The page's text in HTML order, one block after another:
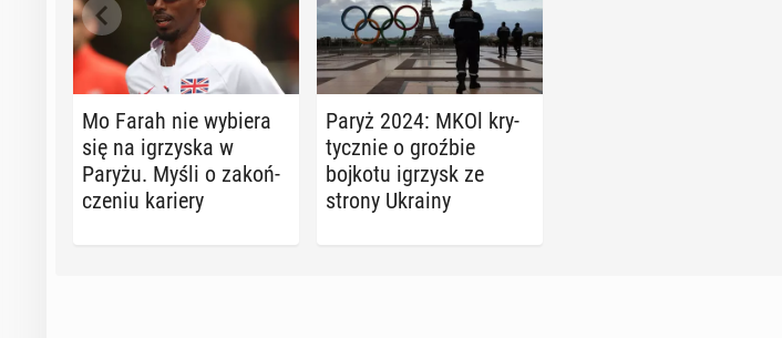
Mo Farah nie wybiera
się na igrzy­ska w
Paryżu. Myśli o za­koń­
cze­niu kariery
Paryż 2024: MKOl kry­
tycz­nie o groźbie
bojkotu igrzysk ze
strony Ukrainy